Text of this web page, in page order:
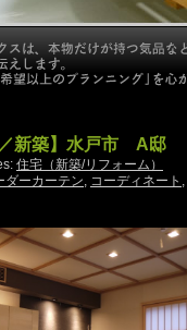
／新築】水戸市 A邸
住宅（新築/リフォーム）
ダーカーテン コーディネート